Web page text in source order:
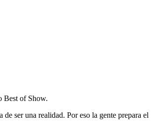
Best of Show.
ser una realidad. Por eso la gente prepara el